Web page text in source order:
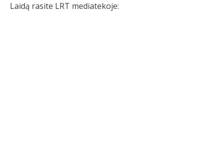
Laidą rasite LRT mediatekoje: